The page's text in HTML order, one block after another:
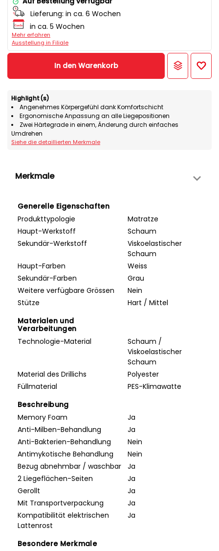
Lieferung: in ca. 6 Wochen
in ca. 5 Wochen
Mehr erfahren
Ausstellung in Filiale
In den Warenkorb
Highlight(s)
Angenehmes Körpergefühl dank Komfortschicht
Ergonomische Anpassung an alle Liegepositionen
Zwei Härtegrade in einem, Änderung durch einfaches
Umdrehen
Siehe die detaillierten Merkmale
Merkmale
Generelle Eigenschaften
Produkttypologie
Matratze
Haupt-Werkstoff
Schaum
Sekundär-Werkstoff
Viskoelastischer
Schaum
Haupt-Farben
Weiss
Sekundär-Farben
Grau
Weitere verfügbare Grössen
Nein
Stütze
Hart / Mittel
Materialen und
Verarbeitungen
Technologie-Material
Schaum /
Viskoelastischer
Schaum
Material des Drillichs
Polyester
Füllmaterial
PES-Klimawatte
Beschreibung
Memory Foam
Ja
Anti-Milben-Behandlung
Ja
Anti-Bakterien-Behandlung
Nein
Antimykotische Behandlung
Nein
Bezug abnehmbar / waschbar
Ja
2 Liegeflächen-Seiten
Ja
Gerollt
Ja
Mit Transportverpackung
Ja
Kompatibilität elektrischen
Lattenrost
Ja
Besondere Merkmale